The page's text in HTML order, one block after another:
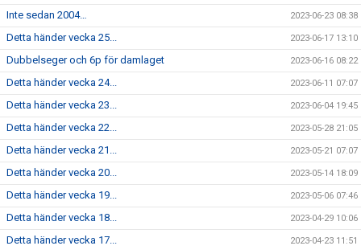
Inte sedan 2004… 2023-06-23 08:38
Detta händer vecka 25... 2023-06-17 13:10
Dubbelseger och 6p för damlaget 2023-06-16 08:22
Detta händer vecka 24... 2023-06-11 07:07
Detta händer vecka 23... 2023-06-04 19:45
Detta händer vecka 22... 2023-05-28 21:05
Detta händer vecka 21... 2023-05-21 07:07
Detta händer vecka 20... 2023-05-14 18:09
Detta händer vecka 19... 2023-05-06 07:46
Detta händer vecka 18... 2023-04-29 10:06
Detta händer vecka 17... 2023-04-23 11:51